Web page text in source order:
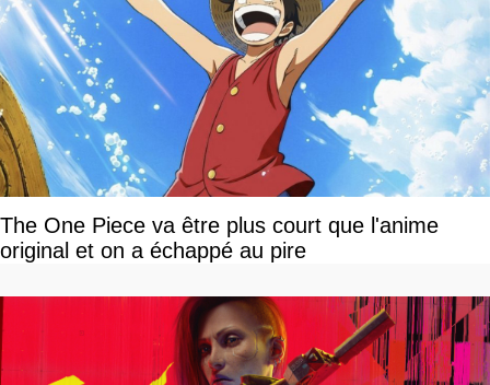
The One Piece va être plus court que l'anime
original et on a échappé au pire